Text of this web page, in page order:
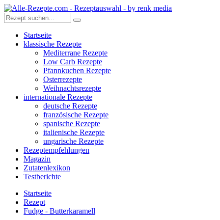
Startseite
klassische Rezepte
Mediterrane Rezepte
Low Carb Rezepte
Pfannkuchen Rezepte
Osterrezepte
Weihnachtsrezepte
internationale Rezepte
deutsche Rezepte
französische Rezepte
spanische Rezepte
italienische Rezepte
ungarische Rezepte
Rezeptempfehlungen
Magazin
Zutatenlexikon
Testberichte
Startseite
Rezept
Fudge - Butterkaramell